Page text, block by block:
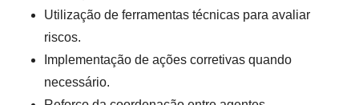
Utilização de ferramentas técnicas para avaliar
riscos.
Implementação de ações corretivas quando
necessário.